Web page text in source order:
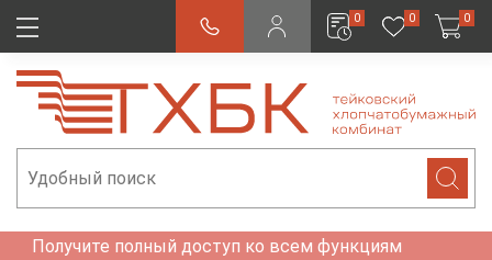
0 0 0
Получите полный доступ ко всем функциям